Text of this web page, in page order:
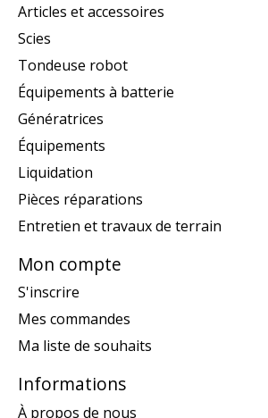
Articles et accessoires
Scies
Tondeuse robot
Équipements à batterie
Génératrices
Équipements
Liquidation
Pièces réparations
Entretien et travaux de terrain
Mon compte
S'inscrire
Mes commandes
Ma liste de souhaits
Informations
À propos de nous